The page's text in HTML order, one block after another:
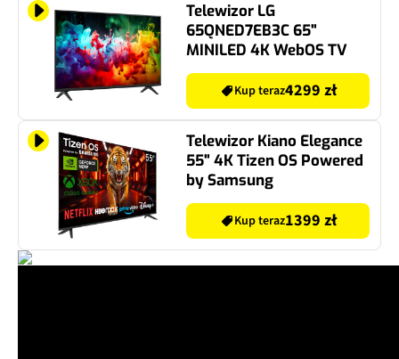
Telewizor LG
65QNED7EB3C 65"
MINILED 4K WebOS TV
Kup teraz4299 zł
Telewizor Kiano Elegance
55" 4K Tizen OS Powered
by Samsung
Kup teraz1399 zł